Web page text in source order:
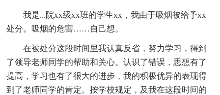
我是...院xx级xx班的学生xx，我由于吸烟被给予xx
处分。吸烟的危害……自己想。
在被处分这段时间里我认真反省，努力学习，得到
了领导老师同学的帮助和关心。认识了错误，思想有了
提高，学习也有了很大的进步，我的积极优异的表现得
到了老师同学的肯定。按学校规定，及我在这段时间的